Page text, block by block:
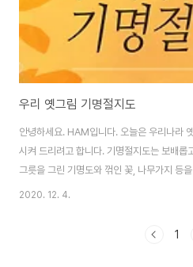
우리 옛그림 기명절지도
안녕하세요. HAM입니다. 오늘은 우리나라
시켜 드리려고 합니다. 기명절지도는 보배롭
그릇을 그린 기명도와 꺾인 꽃, 나무가지 등
합니다. 절지라는 말은 글자 그래도 꺾어진
2020. 12. 4.
1